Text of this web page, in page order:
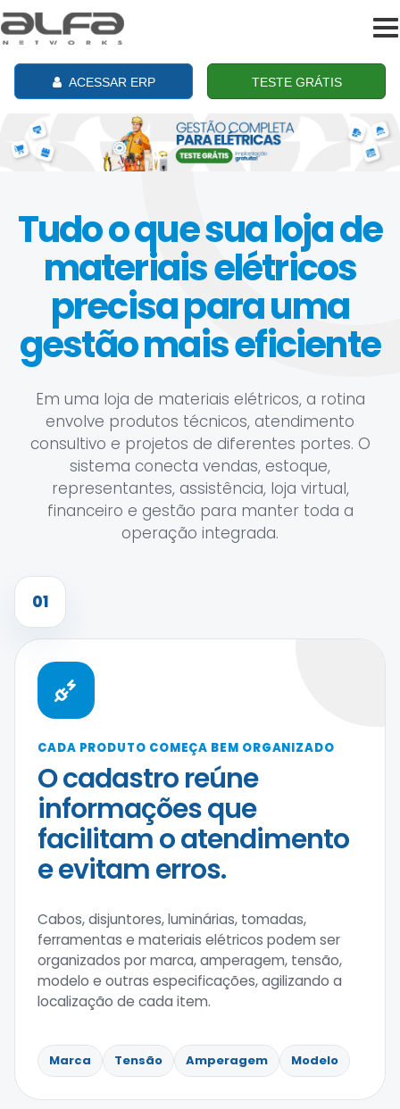
ACESSAR ERP TESTE GRÁTIS
Tudo o que sua loja de
materiais elétricos
precisa para uma
gestão mais eficiente
Em uma loja de materiais elétricos, a rotina
envolve produtos técnicos, atendimento
consultivo e projetos de diferentes portes. O
sistema conecta vendas, estoque,
representantes, assistência, loja virtual,
financeiro e gestão para manter toda a
operação integrada.
01
CADA PRODUTO COMEÇA BEM ORGANIZADO
O cadastro reúne
informações que
facilitam o atendimento
e evitam erros.
Cabos, disjuntores, luminárias, tomadas,
ferramentas e materiais elétricos podem ser
organizados por marca, amperagem, tensão,
modelo e outras especificações, agilizando a
localização de cada item.
Marca Tensão Amperagem Modelo